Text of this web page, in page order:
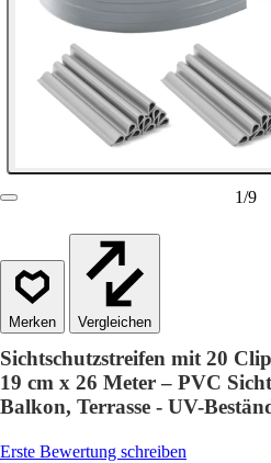
1/9
Vergleichen
Sichtschutzstreifen mit 20
19 cm x 26 Meter – PVC
Balkon, Terrasse - UV-
Erste Bewertung schreiben